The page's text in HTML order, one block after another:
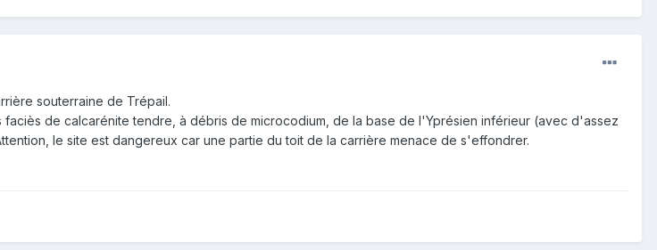
souterraine de Trépail.
de calcarénite tendre, à débris de microcodium, de la base de l'Yprésien inférieur (avec d'assez
le site est dangereux car une partie du toit de la carrière menace de s'effondrer.